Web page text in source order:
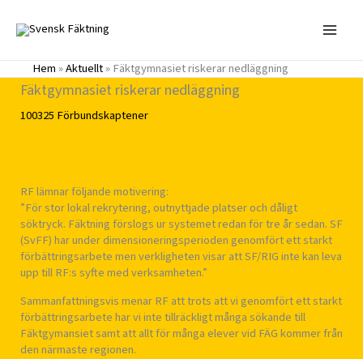
innehåll
Hem»Aktuellt»Fäktgymnasiet riskerar nedläggning
Fäktgymnasiet riskerar nedläggning
100325 Förbundskaptener
RF lämnar följande motivering:
”För stor lokal rekrytering, outnyttjade platser och dåligt
söktryck. Fäktning förslogs ur systemet redan för tre år sedan. SF
(SvFF) har under dimensioneringsperioden genomfört ett starkt
förbättringsarbete men verkligheten visar att SF/RIG inte kan leva
upp till RF:s syfte med verksamheten.”
Sammanfattningsvis menar RF att trots att vi genomfört ett starkt
förbättringsarbete har vi inte tillräckligt många sökande till
Fäktgymansiet samt att allt för många elever vid FÄG kommer från
den närmaste regionen.